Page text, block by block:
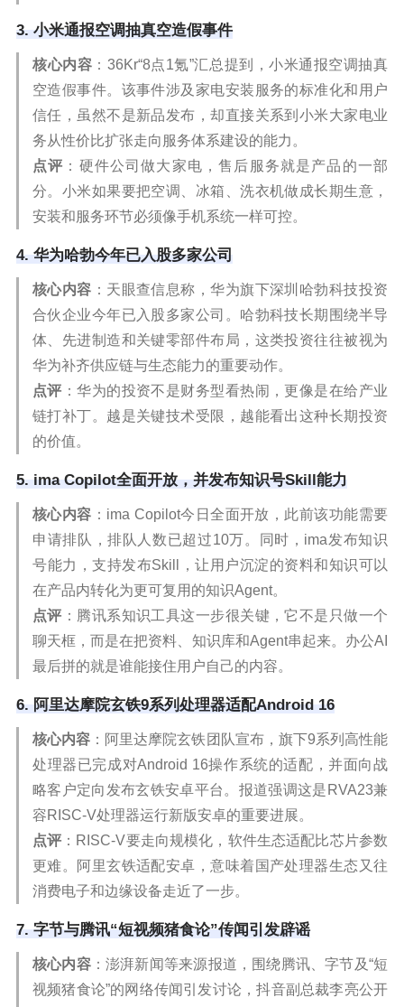
3. 小米通报空调抽真空造假事件
核心内容 ：36Kr“8点1氪”汇总提到，小米通报空调抽真
空造假事件。该事件涉及家电安装服务的标准化和用户
信任，虽然不是新品发布，却直接关系到小米大家电业
务从性价比扩张走向服务体系建设的能力。
点评 ：硬件公司做大家电，售后服务就是产品的一部
分。小米如果要把空调、冰箱、洗衣机做成长期生意，
安装和服务环节必须像手机系统一样可控。
4. 华为哈勃今年已入股多家公司
核心内容 ：天眼查信息称，华为旗下深圳哈勃科技投资
合伙企业今年已入股多家公司。哈勃科技长期围绕半导
体、先进制造和关键零部件布局，这类投资往往被视为
华为补齐供应链与生态能力的重要动作。
点评 ：华为的投资不是财务型看热闹，更像是在给产业
链打补丁。越是关键技术受限，越能看出这种长期投资
的价值。
5. ima Copilot全面开放，并发布知识号Skill能力
核心内容 ：ima Copilot今日全面开放，此前该功能需要
申请排队，排队人数已超过10万。同时，ima发布知识
号能力，支持发布Skill，让用户沉淀的资料和知识可以
在产品内转化为更可复用的知识Agent。
点评 ：腾讯系知识工具这一步很关键，它不是只做一个
聊天框，而是在把资料、知识库和Agent串起来。办公AI
最后拼的就是谁能接住用户自己的内容。
6. 阿里达摩院玄铁9系列处理器适配Android 16
核心内容 ：阿里达摩院玄铁团队宣布，旗下9系列高性能
处理器已完成对Android 16操作系统的适配，并面向战
略客户定向发布玄铁安卓平台。报道强调这是RVA23兼
容RISC-V处理器运行新版安卓的重要进展。
点评 ：RISC-V要走向规模化，软件生态适配比芯片参数
更难。阿里玄铁适配安卓，意味着国产处理器生态又往
消费电子和边缘设备走近了一步。
7. 字节与腾讯“短视频猪食论”传闻引发辟谣
核心内容：澎湃新闻等来源报道，围绕腾讯、字节及“短
视频猪食论”的网络传闻引发讨论，抖音副总裁李亮公开